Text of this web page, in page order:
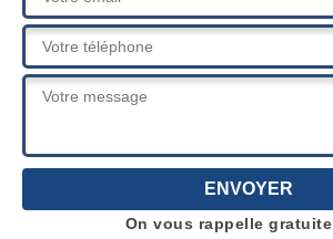
On vous rappelle